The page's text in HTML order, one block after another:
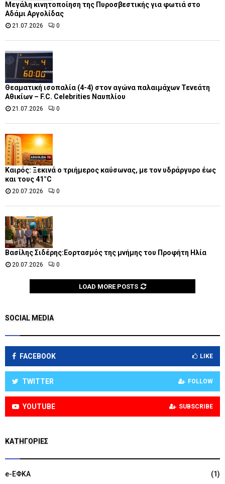
Μεγάλη κινητοποίηση της Πυροσβεστικής για φωτιά στο
Αδάμι Αργολίδας
21.07.2026 0
Θεαματική ισοπαλία (4-4) στον αγώνα παλαιμάχων Τενεάτη
Αθικίων – F.C. Celebrities Ναυπλίου
21.07.2026 0
Καιρός: Ξεκινά ο τριήμερος καύσωνας, με τον υδράργυρο έως
και τους 41°C
20.07.2026 0
Βασίλης Σιδέρης:Εορτασμός της μνήμης του Προφήτη Ηλία
20.07.2026 0
LOAD MORE POSTS
SOCIAL MEDIA
FACEBOOK LIKE
TWITTER FOLLOW
YOUTUBE SUBSCRIBE
KΑΤΗΓΟΡΊΕΣ
e-ΕΦΚΑ
(1)